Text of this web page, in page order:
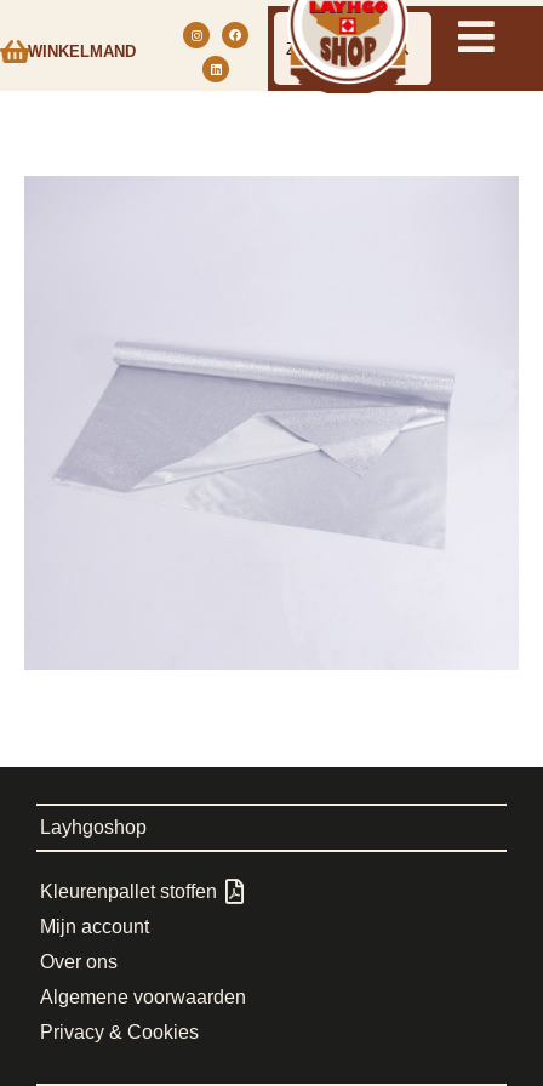
WINKELMAND
Layhgoshop
Kleurenpallet stoffen
Mijn account
Over ons
Algemene voorwaarden
Privacy & Cookies